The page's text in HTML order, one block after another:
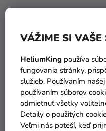
VÁŽIME SI VAŠE
HeliumKing používa
fungovania stránky,
služieb. Používaním
používaním súborov
odmietnuť všetky
Detaily o použitých
Veľmi nás poteší, keď
Balón Marshmallow -
0,09 €
DO KOŠÍKA